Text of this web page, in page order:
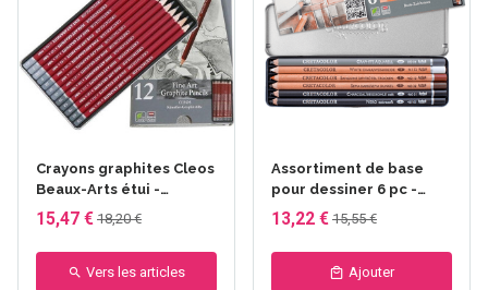
Crayons graphites Cleos
Beaux-Arts étui -
CRETACOLOR - 12
pièces
15,47 € 18,20 €
Vers les articles
Assortiment de base
pour dessiner 6 pc -
CRETACOLOR
13,22 € 15,55 €
Ajouter